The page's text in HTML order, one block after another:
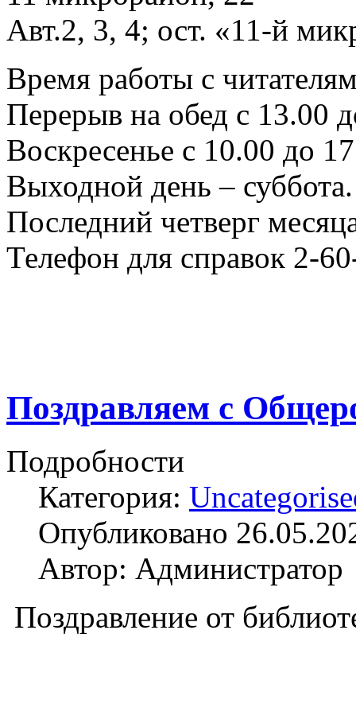
Авт.2, 3, 4; ост. «11-й
Время работы с
Перерыв на обед с 13.00
Воскресенье с 10.00 до
Выходной день – суббота.
Последний четверг
Телефон для справок 2-
Поздравляем с
Подробности
Категория:
Опубликовано
Автор: Администратор
Поздравление от